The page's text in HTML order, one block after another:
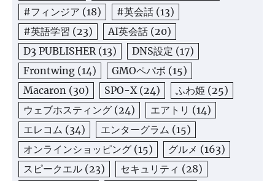
#フィンジア (18) #英会話 (13)
#英語学習 (23) AI英会話 (20)
D3 PUBLISHER(13) DNS設定 (17)
Frontwing (14) GMOペパボ (15)
Macaron (30) SPO-X(24) ふわ姫 (25)
ウェブホスティング (24) エアトリ (14)
エレコム (34) エンターグラム (15)
オンラインショッピング (15) グルメ (163)
スピークエル (23) セキュリティ (28)